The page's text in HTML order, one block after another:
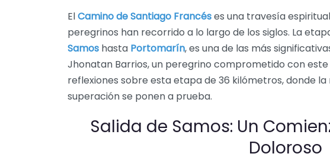
ElCamino de Santiago Francéses una travesía
peregrinos han recorrido a lo largo de los siglos. La
Samos hasta Portomarín, es una de las más
Jhonatan Barrios, un peregrino comprometido con
reflexiones sobre esta etapa de 36 kilómetros, donde
superación se ponen a prueba.
Salida de Samos: Un
Doloroso